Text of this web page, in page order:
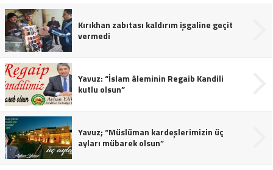
Kırıkhan zabıtası kaldırım işgaline geçit
vermedi
Yavuz: “İslam âleminin Regaib Kandili
kutlu olsun”
Yavuz; “Müslüman kardeşlerimizin üç
ayları mübarek olsun”